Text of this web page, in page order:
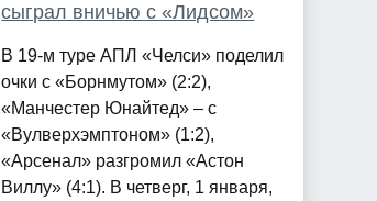
сыграл вничью с «Лидсом»
В 19-м туре АПЛ «Челси» поделил
очки с «Борнмутом» (2:2),
«Манчестер Юнайтед» – с
«Вулверхэмптоном» (1:2),
«Арсенал» разгромил «Астон
Виллу» (4:1). В четверг, 1 января,